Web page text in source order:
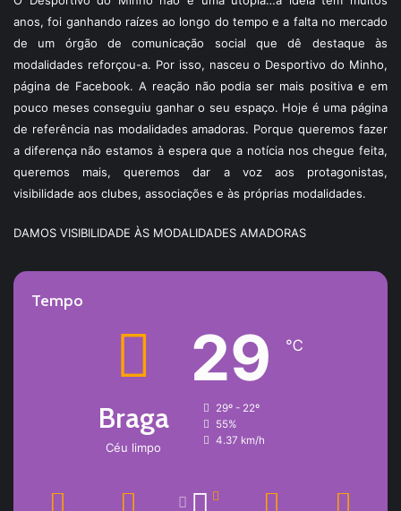
anos, foi ganhando raízes ao longo do tempo e a falta no mercado
de um órgão de comunicação social que dê destaque às
modalidades reforçou-a. Por isso, nasceu o Desportivo do Minho,
página de Facebook. A reação não podia ser mais positiva e em
pouco meses conseguiu ganhar o seu espaço. Hoje é uma página
de referência nas modalidades amadoras. Porque queremos fazer
a diferença não estamos à espera que a notícia nos chegue feita,
queremos mais, queremos dar a voz aos protagonistas,
visibilidade aos clubes, associações e às próprias modalidades.
DAMOS VISIBILIDADE ÀS MODALIDADES AMADORAS
Tempo
Braga
Céu limpo
29 ℃
29º - 22º
55%
4.37 km/h